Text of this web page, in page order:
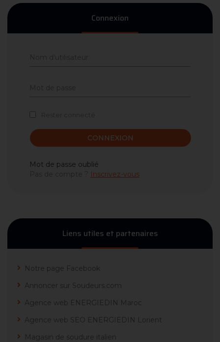
Connexion
CONNEXION
Mot de passe oublié
Inscrivez-vous
Liens utiles et partenaires
Notre page Facebook
Annoncer sur Soudeurs.com
Agence web ENERGIEDIN Maroc
Agence web SEO ENERGIEDIN Lorient
Magasin de soudure italien